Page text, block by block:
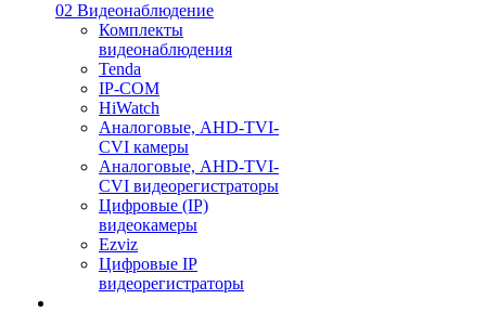
02 Видеонаблюдение
Комплекты
видеонаблюдения
Tenda
IP-COM
HiWatch
Аналоговые, AHD-TVI-
CVI камеры
Аналоговые, AHD-TVI-
CVI видеорегистраторы
Цифровые (IP)
видеокамеры
Ezviz
Цифровые IP
видеорегистраторы